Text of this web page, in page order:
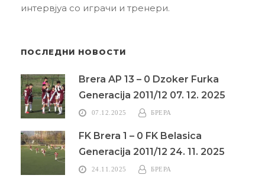
интервјуа со играчи и тренери.
ПОСЛЕДНИ НОВОСТИ
Brera AP 13 – 0 Dzoker Furka
Generacija 2011/12 07. 12. 2025
07.12.2025 БРЕРА
FK Brera 1 – 0 FK Belasica
Generacija 2011/12 24. 11. 2025
24.11.2025 БРЕРА